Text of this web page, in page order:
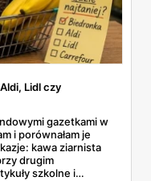
Lidl czy
gazetkami w
i porównałam je
kawa ziarnista
drugim
szkolne i